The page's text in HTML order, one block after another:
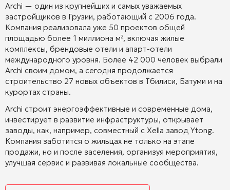
Archi — один из крупнейших и самых уважаемых
застройщиков в Грузии, работающий с 2006 года.
Компания реализовала уже 50 проектов общей
площадью более 1 миллиона м², включая жилые
комплексы, брендовые отели и апарт-отели
международного уровня. Более 42 000 человек выбрали
Archi своим домом, а сегодня продолжается
строительство 27 новых объектов в Тбилиси, Батуми и на
курортах страны.
Archi строит энергоэффективные и современные дома,
инвестирует в развитие инфраструктуры, открывает
заводы, как, например, совместный с Xella завод Ytong.
Компания заботится о жильцах не только на этапе
продажи, но и после заселения, организуя мероприятия,
улучшая сервис и развивая локальные сообщества.